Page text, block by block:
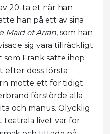
20-talet när han
han på ett av sina
Maid of Arran, som han
sig vara tillräckligt
Frank satte ihop
efter dess första
mötte ett för tidigt
förstörde alla
och manus. Olycklig
teatrala livet var för